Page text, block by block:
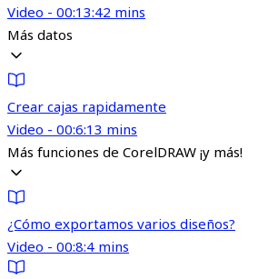
Video - 00:13:42 mins
Más datos
Crear cajas rapidamente
Video - 00:6:13 mins
Más funciones de CorelDRAW ¡y más!
¿Cómo exportamos varios diseños?
Video - 00:8:4 mins